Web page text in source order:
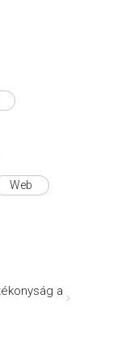
Web
a